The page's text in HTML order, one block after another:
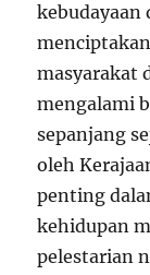
kebudayaan
masyarakat
mengalami
sepanjang
oleh
penting
kehidupan
pelestarian